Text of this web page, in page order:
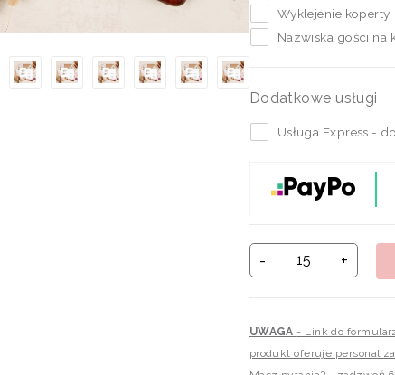
Wyklejenie koperty
Nazwiska gości na
Dodatkowe usługi
Usługa Express -
- +
UWAGA- Link do
produkt oferuje